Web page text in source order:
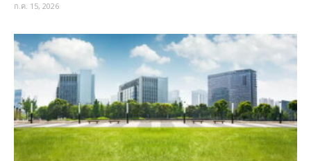
ก.ค. 15, 2026